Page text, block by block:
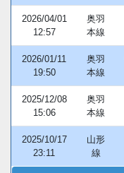
2026/04/01
12:57
奥羽
本線
2026/01/11
19:50
奥羽
本線
2025/12/08
15:06
奥羽
本線
2025/10/17
23:11
山形
線